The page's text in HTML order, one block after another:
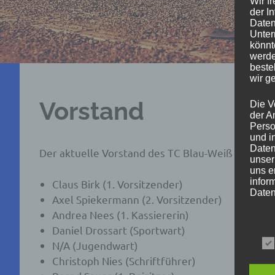
Vorstand
Der aktuelle Vorstand des TC Blau-Weiß
Claus Birk (1. Vorsitzender)
Axel Spiekermann (2. Vorsitzender)
Andrea Nees (1. Kassiererin)
Daniel Drossart (Sportwart)
N/A (Jugendwart)
Christoph Nies (Schriftführer)
der
wir
Die
der
und
uns